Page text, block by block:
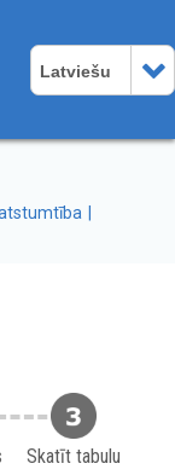
Latviešu
Skatīt tabulu